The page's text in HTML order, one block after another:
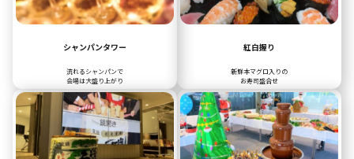
シャンパンタワー
流れるシャンパンで
会場は大盛り上がり
紅白握り
新鮮本マグロ入りの
お寿司盛合せ